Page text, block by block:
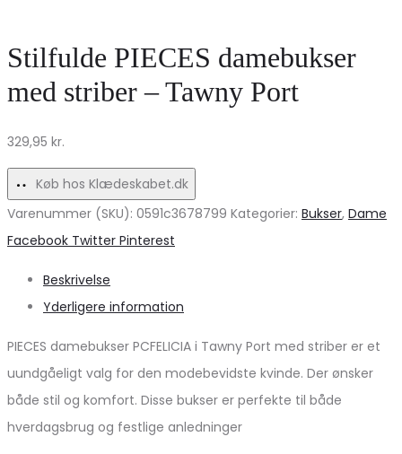
Blanche
dame
sko
Mørkeblå
Tilbud!
Stilfulde PIECES damebukser
med striber – Tawny Port
329,95 kr.
Køb hos Klædeskabet.dk
Varenummer (SKU): 0591c3678799 Kategorier: Bukser, Dame
Share
Facebook Twitter Pinterest
Beskrivelse
Yderligere information
PIECES damebukser PCFELICIA i Tawny Port med striber er et
uundgåeligt valg for den modebevidste kvinde. Der ønsker
både stil og komfort. Disse bukser er perfekte til både
hverdagsbrug og festlige anledninger